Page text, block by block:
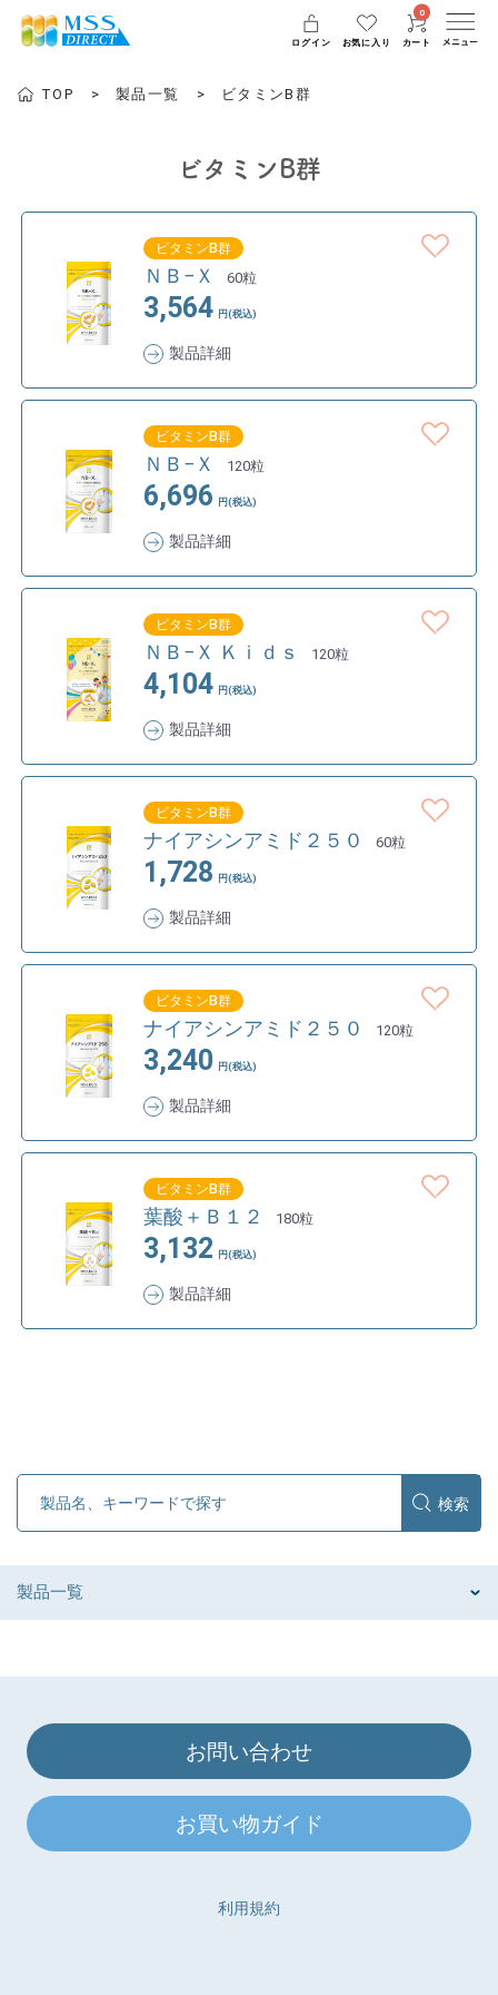
ログイン お気に入り
0
カート
TOP 製品一覧 ビタミンB群
ビタミンB群
ビタミンB群
ＮＢ−Ｘ 60粒
3,564 円(税込)
製品詳細
ビタミンB群
ＮＢ−Ｘ 120粒
6,696 円(税込)
製品詳細
ビタミンB群
ＮＢ−Ｘ Ｋｉｄｓ 120粒
4,104 円(税込)
製品詳細
ビタミンB群
ナイアシンアミド２５０ 60粒
1,728 円(税込)
製品詳細
ビタミンB群
ナイアシンアミド２５０ 120粒
3,240 円(税込)
製品詳細
ビタミンB群
葉酸＋Ｂ１２ 180粒
3,132 円(税込)
製品詳細
製品一覧
お問い合わせ
お買い物ガイド
利用規約